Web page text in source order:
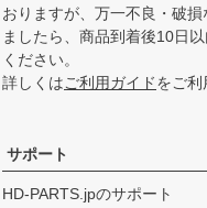
おりますが、万一不良・破
ましたら、商品到着後10日
ください。
詳しくはご利用ガイドをご利
サポート
HD-PARTS.jpのサポート